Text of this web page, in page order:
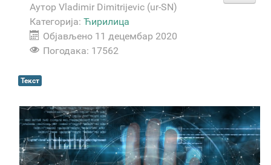
Аутор Vladimir Dimitrijevic (ur-SN)
Категорија: Ћирилица
Објављено 11 децембар 2020
Погодака: 17562
Текст